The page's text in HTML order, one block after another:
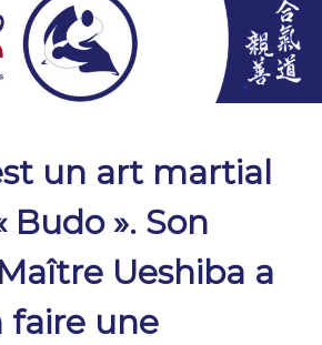
un art martial
Budo ». Son
Ueshiba a
faire une